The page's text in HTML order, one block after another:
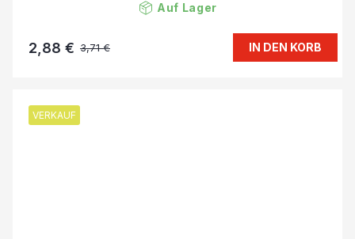
Auf Lager
3,71 €
2,88 € IN DEN KORB
VERKAUF